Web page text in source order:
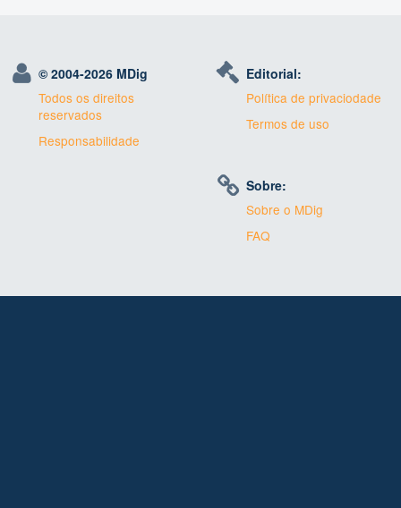
© 2004-2026 MDig
Todos os direitos
reservados
Responsabilidade
Editorial:
Política de privaciodade
Termos de uso
Sobre:
Sobre o MDig
FAQ